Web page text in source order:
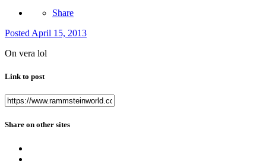
Share
Posted April 15, 2013
On vera lol
Link to post
Share on other sites